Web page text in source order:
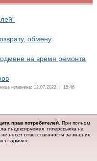
обмену
на время ремонта
изменена: 12.07.2022 | 18:46
прав потребителей . При полном
индексируемая гиперссылка на
несет ответственности за мнения
к